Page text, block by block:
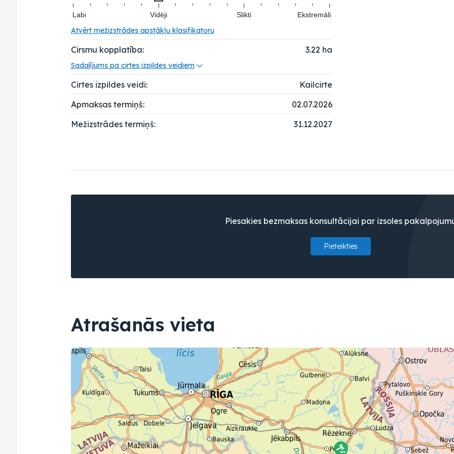
Labi Vidēji Slikti Ekstremāli
Atvērt mežizstrādes apstākļu klasifikatoru
Cirsmu kopplatība: 3.22 ha
Sadalījums pa cirtes izpildes veidiem
Cirtes izpildes veidi:
Kailcirte
Apmaksas termiņš:
02.07.2026
Mežizstrādes termiņš:
31.12.2027
Piesakies bezmaksas konsultācijai par izsoles
Pieteikties
Atrašanās vieta